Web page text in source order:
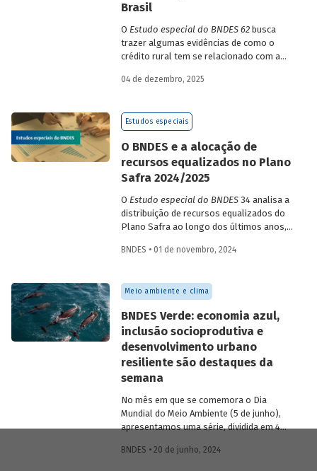
Brasil
O Estudo especial do BNDES 62busca
trazer algumas evidências de como o
crédito rural tem se relacionado com a
papel desempenhado pelo BNDES.
04 de dezembro, 2025
Estudos especiais
O BNDES e a alocação de
recursos equalizados no Plano
Safra 2024/2025
O Estudo especial do BNDES34 analisa a
distribuição de recursos equalizados do
Plano Safra ao longo dos últimos anos,
participação do BNDES no repasse
recursos vem ganhando importância nas
estatísticas operacionais do Banco.
BNDES • 01 de novembro, 2024
Meio ambiente e clima
BNDES Verde: economia azul,
inclusão socioprodutiva e
desenvolvimento urbano
resiliente são destaques da
semana
No mês em que se comemora o Dia
Mundial do Meio Ambiente (5 de junho),
apresentamos uma série, dividida em 4
BNDES relacionadas ao tema. Os
BNDES • 20 de junho, 2024